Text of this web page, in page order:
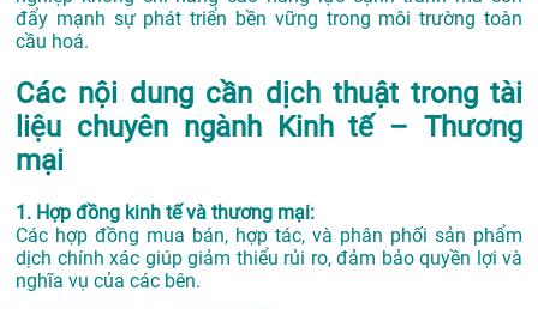
đẩy mạnh sự phát triển bền vững trong môi trường toàn
cầu hoá.
Các nội dung cần dịch thuật trong tài
liệu chuyên ngành Kinh tế – Thương
mại
1. Hợp đồng kinh tế và thương mại:
Các hợp đồng mua bán, hợp tác, và phân phối sản phẩm
dịch chính xác giúp giảm thiểu rủi ro, đảm bảo quyền lợi và
nghĩa vụ của các bên.